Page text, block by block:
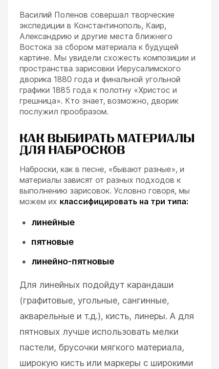
Василий Поленов совершал творческие
экспедиции в Константинополь, Каир,
Александрию и другие места ближнего
Востока за сбором материала к будущей
картине. Мы увидели схожесть композиции и
пространства зарисовки Иерусалимского
дворика 1880 года и финальной угольной
графики 1885 года к полотну «Христос и
грешница». Кто знает, возможно, дворик
послужил прообразом.
КАК ВЫБИРАТЬ МАТЕРИАЛЫ
ДЛЯ НАБРОСКОВ
Наброски, как в песне, «бывают разные», и
материалы зависят от разных подходов к
выполнению зарисовок. Условно говоря, мы
можем их классифицировать на три типа:
линейные
пятновые
линейно-пятновые
Для линейных подойдут карандаши
(графитовые, угольные, сангинные,
акварельные и т.д.), кисть, линеры. А для
пятновых лучше использовать мелки
пастели, брусочки мягкого материала,
широкую кисть или маркеры с широкими